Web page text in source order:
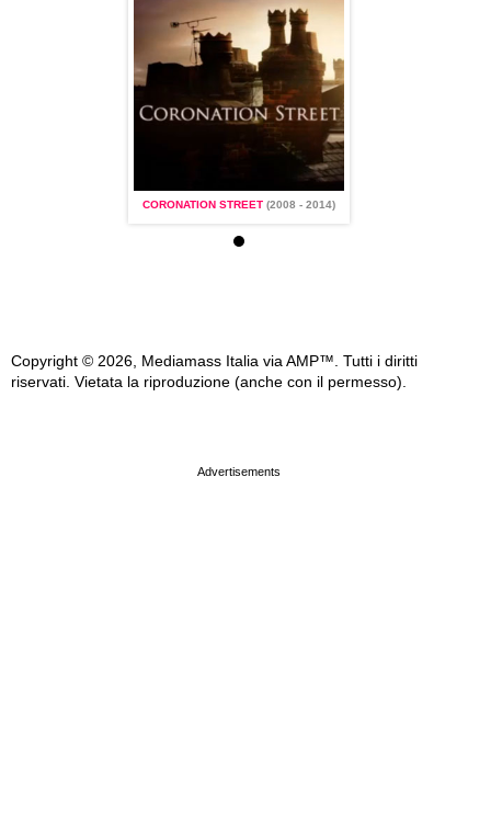
CORONATION STREET (2008 - 2014)
Copyright © 2026, Mediamass Italia via AMP™. Tutti i diritti
riservati. Vietata la riproduzione (anche con il permesso).